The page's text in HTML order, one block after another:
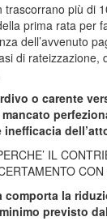
trascorrano più di
prima rata per
dell’avvenuto
di rateizzazione,
o carente
IL
comporta la
previsto